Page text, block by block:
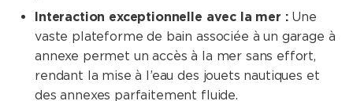
Interaction exceptionnelle avec la mer :Une
vaste plateforme de bain associée à un garage à
annexe permet un accès à la mer sans effort,
rendant la mise à l’eau des jouets nautiques et
des annexes parfaitement fluide.